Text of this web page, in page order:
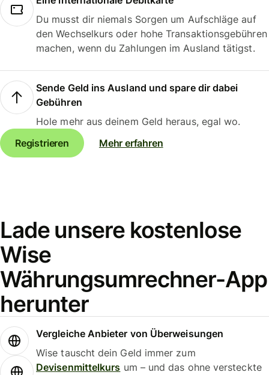
Du musst dir niemals Sorgen um Aufschläge auf
den Wechselkurs oder hohe Transaktionsgebühren
machen, wenn du Zahlungen im Ausland tätigst.
Sende Geld ins Ausland und spare dir dabei
Gebühren
Hole mehr aus deinem Geld heraus, egal wo.
Registrieren
Mehr erfahren
Lade unsere kostenlose
Wise
Währungsumrechner-App
herunter
Vergleiche Anbieter von Überweisungen
Wise tauscht dein Geld immer zum
Devisenmittelkurs um – und das ohne versteckte